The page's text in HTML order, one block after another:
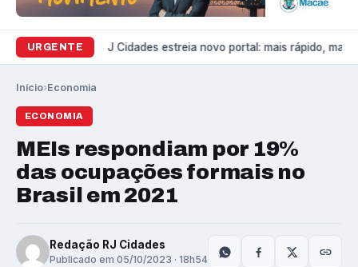
URGENTE
Variedades RJ Cidades estreia novo portal: mais rápido, mais
Início›Economia
ECONOMIA
MEIs respondiam por 19%
das ocupações formais no
Brasil em 2021
Redação RJ Cidades
Publicado em 05/10/2023 · 18h54